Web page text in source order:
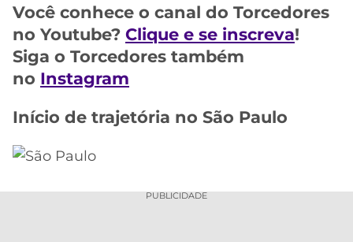
Você conhece o canal do Torcedores
no Youtube? Clique e se inscreva!
Siga o Torcedores também
no Instagram
Início de trajetória no São Paulo
PUBLICIDADE